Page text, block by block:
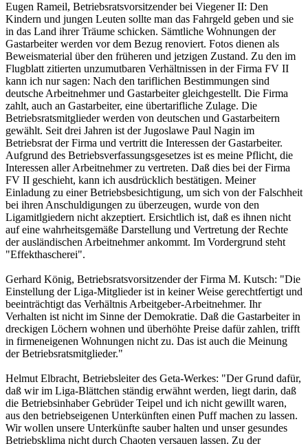
Eugen Rameil, Betriebsratsvorsitzender bei Viegener II: Den
Kindern und jungen Leuten sollte man das Fahrgeld geben und sie
in das Land ihrer Träume schicken. Sämtliche Wohnungen der
Gastarbeiter werden vor dem Bezug renoviert. Fotos dienen als
Beweismaterial über den früheren und jetzigen Zustand. Zu den im
Flugblatt zitierten unzumutbaren Verhältnissen in der Firma FV II
kann ich nur sagen: Nach den tariflichen Bestimmungen sind
deutsche Arbeitnehmer und Gastarbeiter gleichgestellt. Die Firma
zahlt, auch an Gastarbeiter, eine übertarifliche Zulage. Die
Betriebsratsmitglieder werden von deutschen und Gastarbeitern
gewählt. Seit drei Jahren ist der Jugoslawe Paul Nagin im
Betriebsrat der Firma und vertritt die Interessen der Gastarbeiter.
Aufgrund des Betriebsverfassungsgesetzes ist es meine Pflicht, die
Interessen aller Arbeitnehmer zu vertreten. Daß dies bei der Firma
FV II geschieht, kann ich ausdrücklich bestätigen. Meiner
Einladung zu einer Betriebsbesichtigung, um sich von der Falschheit
bei ihren Anschuldigungen zu überzeugen, wurde von den
Ligamitlgiedern nicht akzeptiert. Ersichtlich ist, daß es ihnen nicht
auf eine wahrheitsgemäße Darstellung und Vertretung der Rechte
der ausländischen Arbeitnehmer ankommt. Im Vordergrund steht
"Effekthascherei".
Gerhard König, Betriebsratsvorsitzender der Firma M. Kutsch: "Die
Einstellung der Liga-Mitglieder ist in keiner Weise gerechtfertigt und
beeinträchtigt das Verhältnis Arbeitgeber-Arbeitnehmer. Ihr
Verhalten ist nicht im Sinne der Demokratie. Daß die Gastarbeiter in
dreckigen Löchern wohnen und überhöhte Preise dafür zahlen, trifft
in firmeneigenen Wohnungen nicht zu. Das ist auch die Meinung
der Betriebsratsmitglieder."
Helmut Elbracht, Betriebsleiter des Geta-Werkes: "Der Grund dafür,
daß wir im Liga-Blättchen ständig erwähnt werden, liegt darin, daß
die Betriebsinhaber Gebrüder Teipel und ich nicht gewillt waren,
aus den betriebseigenen Unterkünften einen Puff machen zu lassen.
Wir wollen unsere Unterkünfte sauber halten und unser gesundes
Betriebsklima nicht durch Chaoten versauen lassen. Zu der